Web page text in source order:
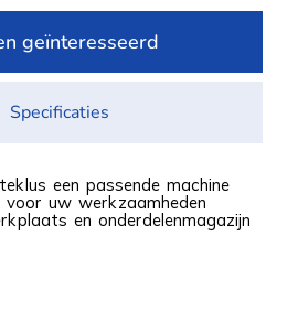
een passende machine
uw werkzaamheden
en onderdelenmagazijn
geïnteresseerd
Specificaties